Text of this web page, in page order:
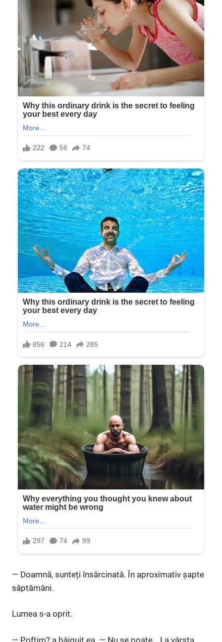
— Doamnă, sunteți însărcinată. În aproximativ șapte
săptămâni.
Lumea s-a oprit.
— Poftim? a bâiguit ea. — Nu se poate… La vârsta